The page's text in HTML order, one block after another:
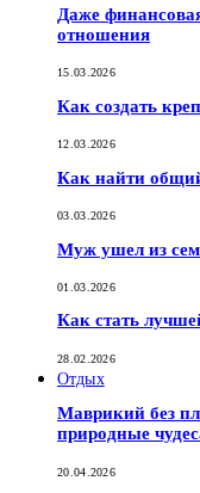
Даже
отношения
15.03.2026
Как создать
12.03.2026
Как найти
03.03.2026
Муж ушел из
01.03.2026
Как стать
28.02.2026
Отдых
Маврикий без
природные
20.04.2026